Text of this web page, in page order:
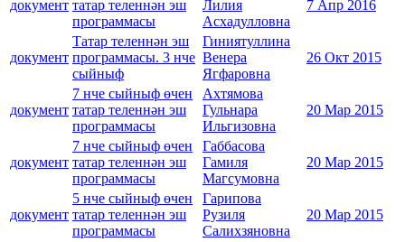
документ татар теленнән эш
программасы
Лилия
Асхадулловна
7 Апр 2016
документ
Татар теленнән эш
программасы. 3 нче
сыйныф
Гиниятуллина
Венера
Ягфаровна
26 Окт 2015
документ
7 нче сыйныф өчен
татар теленнән эш
программасы
Ахтямова
Гульнара
Ильгизовна
20 Мар 2015
документ
7 нче сыйныф өчен
татар теленнән эш
программасы
Габбасова
Гамиля
Магсумовна
20 Мар 2015
документ
5 нче сыйныф өчен
татар теленнән эш
программасы
Гарипова
Рузиля
Салихзяновна
20 Мар 2015